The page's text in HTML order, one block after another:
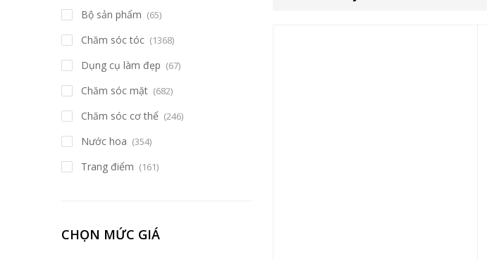
Bộ sản phẩm (65)
Chăm sóc tóc (1368)
Dụng cụ làm đẹp (67)
Chăm sóc mặt (682)
Chăm sóc cơ thể (246)
Nước hoa (354)
Trang điểm (161)
CHỌN MỨC GIÁ